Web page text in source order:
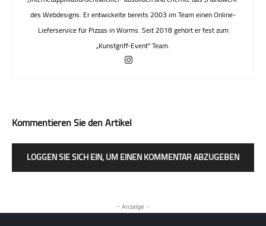
des Webdesigns. Er entwickelte bereits 2003 im Team einen Online-
Lieferservice für Pizzas in Worms. Seit 2018 gehört er fest zum
„Kunstgriff-Event“ Team.
Kommentieren Sie den Artikel
LOGGEN SIE SICH EIN, UM EINEN KOMMENTAR ABZUGEBEN
- Anzeige -